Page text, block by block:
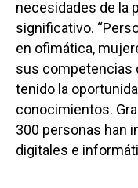
necesidades de la
significativo.
en ofimática,
sus competencias
tenido la
conocimientos.
300 personas han
digitales e